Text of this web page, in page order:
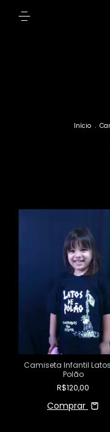
Início .
Camiseta Infantil
Polão
R$120,00
Comprar